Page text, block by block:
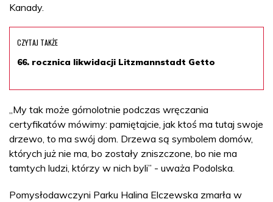
Kanady.
CZYTAJ TAKŻE
66. rocznica likwidacji Litzmannstadt Getto
„My tak może górnolotnie podczas wręczania
certyfikatów mówimy: pamiętajcie, jak ktoś ma tutaj swoje
drzewo, to ma swój dom. Drzewa są symbolem domów,
których już nie ma, bo zostały zniszczone, bo nie ma
tamtych ludzi, którzy w nich byli” - uważa Podolska.
Pomysłodawczyni Parku Halina Elczewska zmarła w